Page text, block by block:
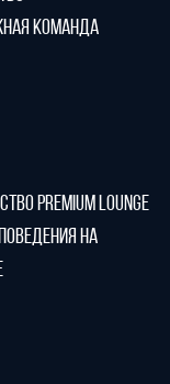
КОМАНДА
PREMIUM LOUNGE
НА